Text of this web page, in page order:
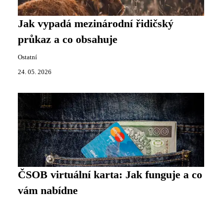
Jak vypadá mezinárodní řidičský
průkaz a co obsahuje
Ostatní
24. 05. 2026
ČSOB virtuální karta: Jak funguje a co
vám nabídne